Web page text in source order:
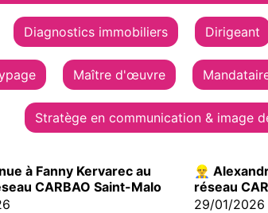
Diagnostics immobiliers Dirigeant
Maître d'œuvre
Stratège en communication & image
à Fanny Kervarec au
CARBAO Saint-Malo
👷‍♂️
réseau
29/01/2026